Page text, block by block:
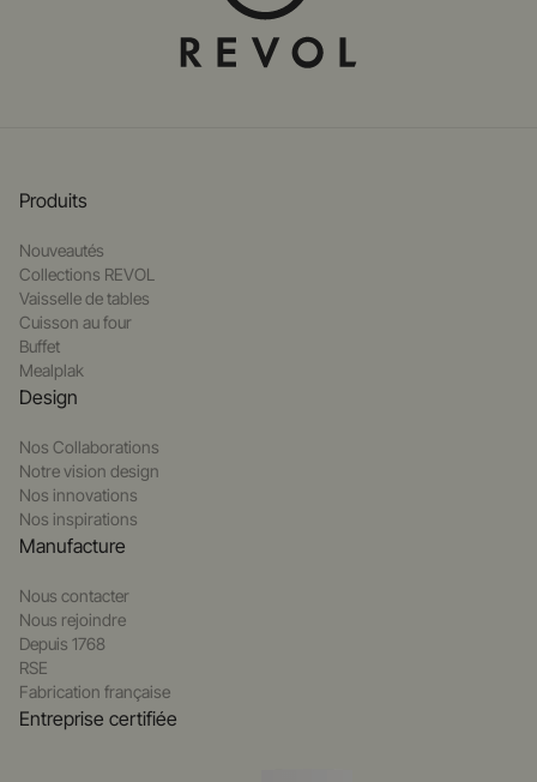
Produits
Nouveautés
Collections REVOL
Vaisselle de tables
Cuisson au four
Buffet
Mealplak
Design
Nos Collaborations
Notre vision design
Nos innovations
Nos inspirations
Manufacture
Nous contacter
Nous rejoindre
Depuis 1768
RSE
Fabrication française
Entreprise certifiée